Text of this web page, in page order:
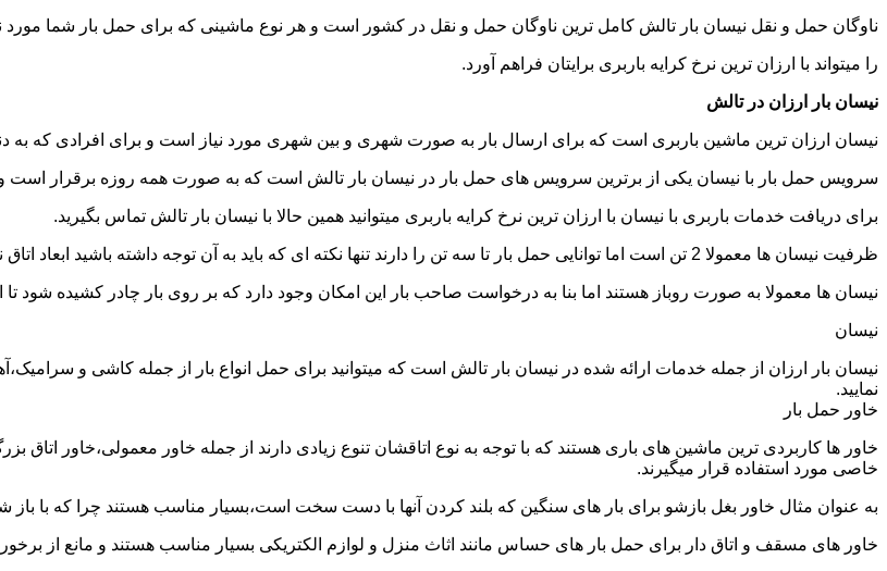
ناوگان حمل و نقل نیسان بار تالش کامل ترین ناوگان حمل و نقل در کشور است و هر نوع ماشینی که برای حمل بار شما مورد
را میتواند با ارزان ترین نرخ کرایه باربری برایتان فراهم آورد.
نیسان بار ارزان در تالش
نیسان ارزان ترین ماشین باربری است که برای ارسال بار به صورت شهری و بین شهری مورد نیاز است و برای افرادی که به
سرویس حمل بار با نیسان یکی از برترین سرویس های حمل بار در نیسان بار تالش است که به صورت همه روزه برقرار است و
برای دریافت خدمات باربری با نیسان با ارزان ترین نرخ کرایه باربری میتوانید همین حالا با نیسان بار تالش تماس بگیرید.
ظرفیت نیسان ها معمولا 2 تن است اما توانایی حمل بار تا سه تن را دارند تنها نکته ای که باید به آن توجه داشته باشید ابعاد اتاق نیسان است که برابر است با 2 متر طول و 1.65 متر عرض.
نیسان ها معمولا به صورت روباز هستند اما بنا به درخواست صاحب بار این امکان وجود دارد که بر روی بار چادر کشیده
نیسان
نیسان بار ارزان از جمله خدمات ارائه شده در نیسان بار تالش است که میتوانید برای حمل انواع بار از جمله کاشی و
نمایید.
خاور حمل بار
خاور ها کاربردی ترین ماشین های باری هستند که با توجه به نوع اتاقشان تنوع زیادی دارند از جمله خاور معمولی،خاور
خاصی مورد استفاده قرار میگیرند.
به عنوان مثال خاور بغل بازشو برای بار های سنگین که بلند کردن آنها با دست سخت است،بسیار مناسب هستند چرا که با باز
خاور های مسقف و اتاق دار برای حمل بار های حساس مانند اثاث منزل و لوازم الکتریکی بسیار مناسب هستند و مانع از